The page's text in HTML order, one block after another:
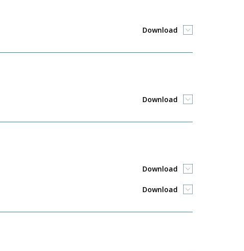
Download
Download
Download
Download